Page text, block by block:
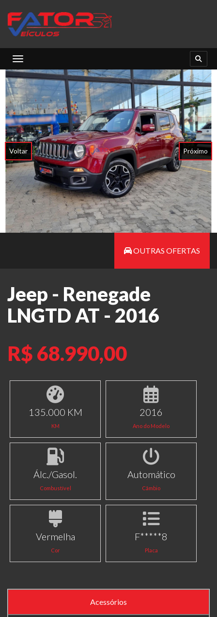
Toggle navigation
Voltar Próximo
OUTRAS OFERTAS
Jeep - Renegade
LNGTD AT - 2016
R$ 68.990,00
135.000 KM
KM
2016
Ano do Modelo
Álc./Gasol.
Combustível
Automático
Câmbio
Vermelha
Cor
F*****8
Placa
Acessórios